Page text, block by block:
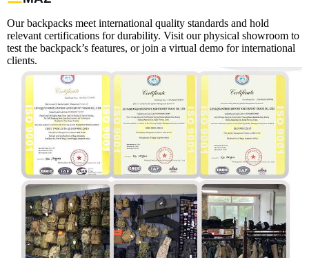
Our backpacks meet international quality standards and hold
relevant certifications for durability. Visit our physical showroom to
test the backpack’s features, or join a virtual demo for international
clients.